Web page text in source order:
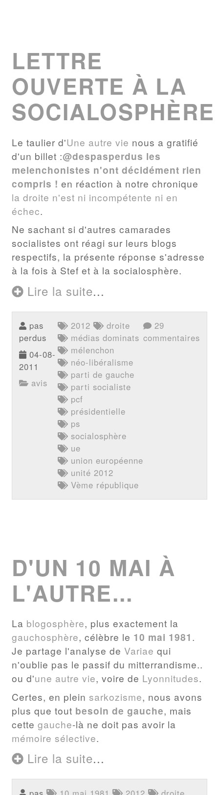
LETTRE
OUVERTE À LA
SOCIALOSPHÈRE
Le taulier d'Une autre vie nous a gratifié
d'un billet :@despasperdus les
melenchonistes n'ont décidément rien
compris ! en réaction à notre chronique
la droite n'est ni incompétente ni en
échec.
Ne sachant si d'autres camarades
socialistes ont réagi sur leurs blogs
respectifs, la présente réponse s'adresse
à la fois à Stef et à la socialosphère.
Lire la suite...
pas
perdus
04-08-
2011
avis
2012
droite
médias dominats
mélenchon
néo-libéralisme
parti de gauche
parti socialiste
pcf
présidentielle
ps
socialosphère
ue
union européenne
unité 2012
Vème république
29
commentaires
D'UN 10 MAI À
L'AUTRE...
La blogosphère, plus exactement la
gauchosphère, célèbre le 10 mai 1981.
Je partage l'analyse de Variae qui
n'oublie pas le passif du mitterrandisme..
ou d'une autre vie, voire de Lyonnitudes.
Certes, en plein sarkozisme, nous avons
plus que tout besoin de gauche, mais
cette gauche-là ne doit pas avoir la
mémoire sélective.
Lire la suite...